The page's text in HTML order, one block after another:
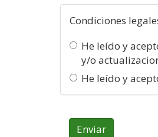
Condiciones
He leído y
y/o
He leído y
Enviar